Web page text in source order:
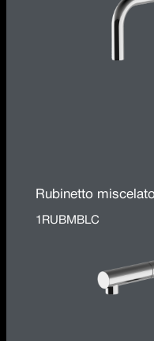
Rubinetto
1RUBMBLC